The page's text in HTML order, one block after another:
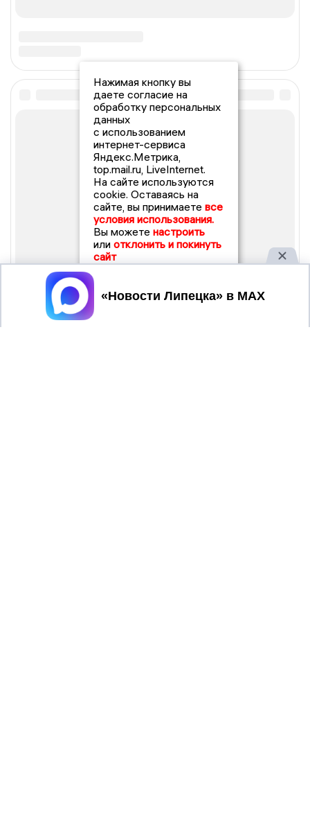
Нажимая кнопку вы
даете согласие на
обработку персональных
данных
с использованием
интернет-сервиса
Яндекс.Метрика,
top.mail.ru, LiveInternet.
На сайте используются
cookie. Оставаясь на
сайте, вы принимаете все
условия использования.
Вы можете настроить
или отклонить и покинуть
сайт
Принять